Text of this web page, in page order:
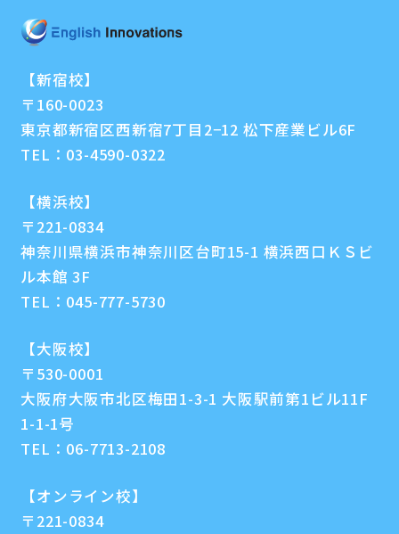
【新宿校】
〒160-0023
東京都新宿区西新宿7丁目2−12 松下産業ビル6F
TEL： 03-4590-0322
【横浜校】
〒221-0834
神奈川県横浜市神奈川区台町15-1 横浜西口ＫＳビ
ル本館 3F
TEL： 045-777-5730
【大阪校】
〒530-0001
大阪府大阪市北区梅田1-3-1 大阪駅前第1ビル11F
1-1-1号
TEL： 06-7713-2108
【オンライン校】
〒221-0834